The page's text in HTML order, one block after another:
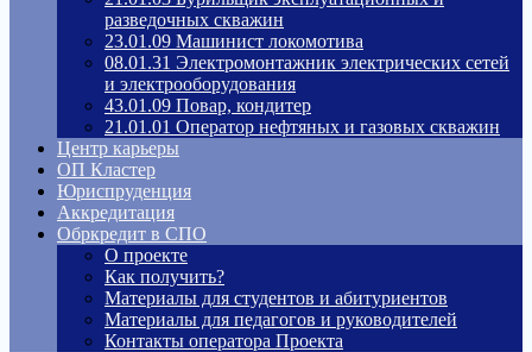
разведочных скважин
23.01.09 Машинист локомотива
08.01.31 Электромонтажник электрических сетей
и электрооборудования
43.01.09 Повар, кондитер
21.01.01 Оператор нефтяных и газовых скважин
Центр карьеры
ОП Кластер
Юриспруденция
Аккредитация
Обркредит в СПО
О проекте
Как получить?
Материалы для студентов и абитуриентов
Материалы для педагогов и руководителей
Контакты оператора Проекта